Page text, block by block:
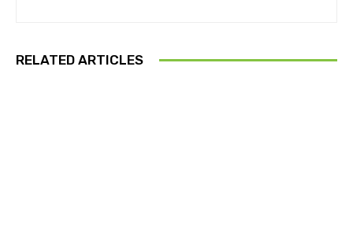
RELATED ARTICLES